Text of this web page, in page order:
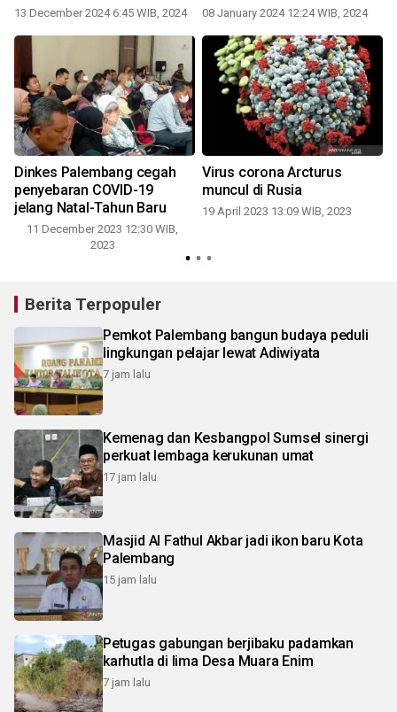
13 December 2024 6:45 WIB, 2024 08 January 2024 12:24 WIB, 2024
Dinkes Palembang cegah
penyebaran COVID-19
jelang Natal-Tahun Baru
11 December 2023 12:30 WIB,
2023
Virus corona Arcturus
muncul di Rusia
19 April 2023 13:09 WIB, 2023
Berita Terpopuler
Pemkot Palembang bangun budaya peduli
lingkungan pelajar lewat Adiwiyata
7 jam lalu
Kemenag dan Kesbangpol Sumsel sinergi
perkuat lembaga kerukunan umat
17 jam lalu
Masjid Al Fathul Akbar jadi ikon baru Kota
Palembang
15 jam lalu
Petugas gabungan berjibaku padamkan
karhutla di lima Desa Muara Enim
7 jam lalu